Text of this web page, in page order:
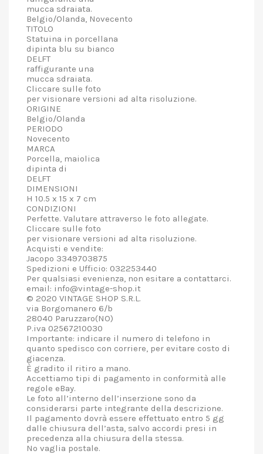
mucca sdraiata.
Belgio/Olanda, Novecento
TITOLO
Statuina in porcellana
dipinta blu su bianco
DELFT
raffigurante una
mucca sdraiata.
Cliccare sulle foto
per visionare versioni ad alta risoluzione.
ORIGINE
Belgio/Olanda
PERIODO
Novecento
MARCA
Porcella, maiolica
dipinta di
DELFT
DIMENSIONI
H 10.5 x 15 x 7 cm
CONDIZIONI
Perfette. Valutare attraverso le foto allegate.
Cliccare sulle foto
per visionare versioni ad alta risoluzione.
Acquisti e vendite:
Jacopo 3349703875
Spedizioni e Ufficio: 032253440
Per qualsiasi evenienza, non esitare a contattarci.
email: info@vintage-shop.it
© 2020 VINTAGE SHOP S.R.L.
via Borgomanero 6/b
28040 Paruzzaro(NO)
P.iva 02567210030
Importante: indicare il numero di telefono in
quanto spedisco con corriere, per evitare costo di
giacenza.
È gradito il ritiro a mano.
Accettiamo tipi di pagamento in conformità alle
regole eBay.
Le foto all’interno dell’inserzione sono da
considerarsi parte integrante della descrizione.
Il pagamento dovrà essere effettuato entro 5 gg
dalle chiusura dell’asta, salvo accordi presi in
precedenza alla chiusura della stessa.
No vaglia postale.